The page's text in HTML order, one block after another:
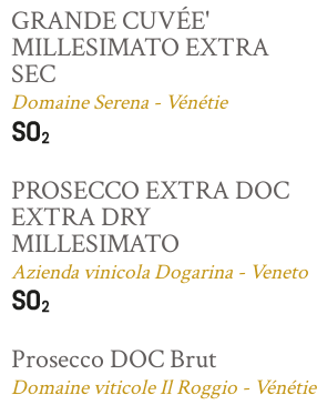
GRANDE CUVÉE'
MILLESIMATO EXTRA
SEC
Domaine Serena - Vénétie
PROSECCO EXTRA DOC
EXTRA DRY
MILLESIMATO
Azienda vinicola Dogarina - Veneto
Prosecco DOC Brut
Domaine viticole Il Roggio - Vénétie